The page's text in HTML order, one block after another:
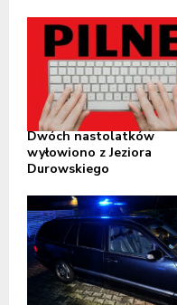
Dwóch nastolatków
wyłowiono z Jeziora
Durowskiego